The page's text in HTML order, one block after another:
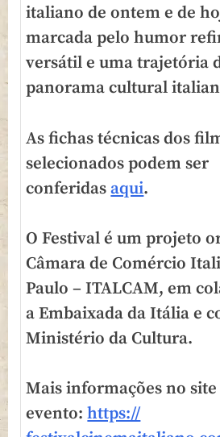
italiano de ontem e de
marcada pelo humor
versátil e uma trajetória
panorama cultural
As fichas técnicas dos
selecionados podem ser
conferidasaqui.
O Festival é um projeto
Câmara de Comércio
Paulo – ITALCAM, em
a Embaixada da Itália e
Ministério da Cultura.
Mais informações no
evento:https://